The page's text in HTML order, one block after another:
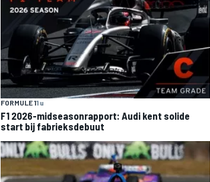
FORMULE 11 u
F1 2026-midseasonrapport: Audi kent solide
start bij fabrieksdebuut